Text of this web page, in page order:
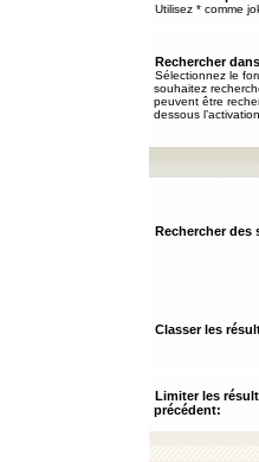
Utilisez * comme
Rechercher
Sélectionnez le
souhaitez
peuvent être
dessous
Rechercher des
Classer les
Limiter les
précédent: